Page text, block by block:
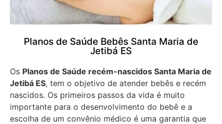
Planos de Saúde Bebês Santa Maria de
Jetibá ES
Os Planos de Saúde recém-nascidos Santa Maria de
Jetibá ES, tem o objetivo de atender bebês e recém
nascidos. Os primeiros passos da vida é muito
importante para o desenvolvimento do bebê e a
escolha de um convênio médico é uma garantia que